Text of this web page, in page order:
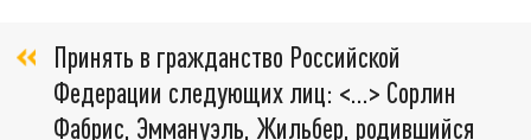
Принять в гражданство Российской
Федерации следующих лиц: <...> Сорлин
Фабрис, Эммануэль, Жильбер, родившийся